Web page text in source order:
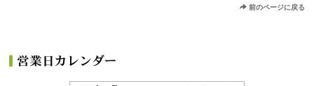
前のページに戻る